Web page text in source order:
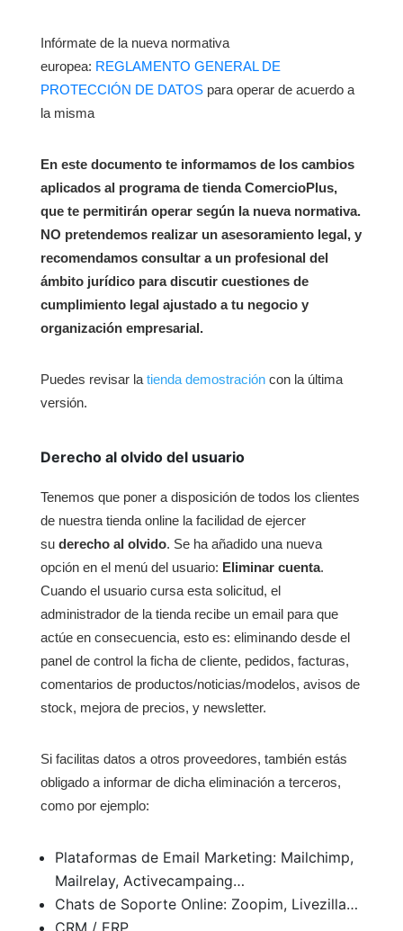
Infórmate de la nueva normativa
europea: REGLAMENTO GENERAL DE
PROTECCIÓN DE DATOS para operar de acuerdo a
la misma
En este documento te informamos de los cambios
aplicados al programa de tienda ComercioPlus,
que te permitirán operar según la nueva normativa.
NO pretendemos realizar un asesoramiento legal, y
recomendamos consultar a un profesional del
ámbito jurídico para discutir cuestiones de
cumplimiento legal ajustado a tu negocio y
organización empresarial.
Puedes revisar la tienda demostración con la última
versión.
Derecho al olvido del usuario
Tenemos que poner a disposición de todos los clientes
de nuestra tienda online la facilidad de ejercer
su derecho al olvido. Se ha añadido una nueva
opción en el menú del usuario: Eliminar cuenta.
Cuando el usuario cursa esta solicitud, el
administrador de la tienda recibe un email para que
actúe en consecuencia, esto es: eliminando desde el
panel de control la ficha de cliente, pedidos, facturas,
comentarios de productos/noticias/modelos, avisos de
stock, mejora de precios, y newsletter.
Si facilitas datos a otros proveedores, también estás
obligado a informar de dicha eliminación a terceros,
como por ejemplo:
Plataformas de Email Marketing: Mailchimp,
Mailrelay, Activecampaing…
Chats de Soporte Online: Zoopim, Livezilla…
CRM / ERP